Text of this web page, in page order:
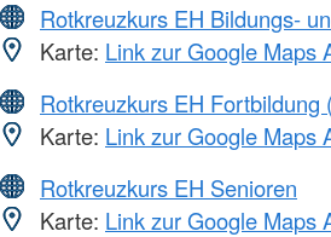
Rotkreuzkurs EH Bildungs-
Karte: Link zur Google Maps
Rotkreuzkurs EH Fortbildung
Karte: Link zur Google Maps
Rotkreuzkurs EH Senioren
Karte: Link zur Google Maps